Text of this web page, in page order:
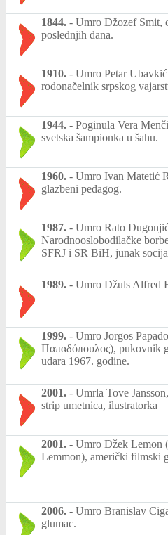
1844. - Umro Džozef Smit,
poslednjih dana.
1910. - Umro Petar
rodonačelnik srpskog
1944. - Poginula Vera
svetska šampionka u šahu.
1960. - Umro Ivan Matetić
glazbeni pedagog.
1987. - Umro Rato
Narodnooslobodilačke
SFRJ i SR BiH, junak
1989. - Umro Džuls Alfred
1999. - Umro Jorgos
Παπαδόπουλος), pukovnik
udara 1967. godine.
2001. - Umrla Tove
strip umetnica, ilustratorka
2001. - Umro Džek Lemon
Lemmon), američki filmski
2006. - Umro Branislav
glumac.